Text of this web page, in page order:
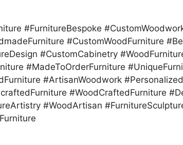
#FurnitureBespoke
#CustomWoodFurniture
#CustomCabinetry
#MadeToOrderFurniture
#ArtisanWoodwork
#WoodCraftedFurniture
#WoodArtisan